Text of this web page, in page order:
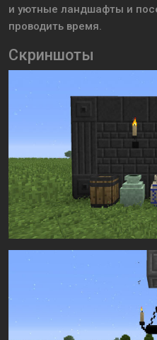
и уютные ландшафты и
проводить время.
Скриншоты